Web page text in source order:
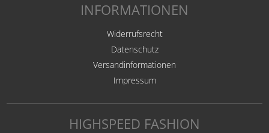
INFORMATIONEN
Widerrufsrecht
Datenschutz
Versandinformationen
Impressum
HIGHSPEED FASHION